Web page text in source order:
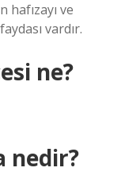
ve
vardır.
ne?
nedir?